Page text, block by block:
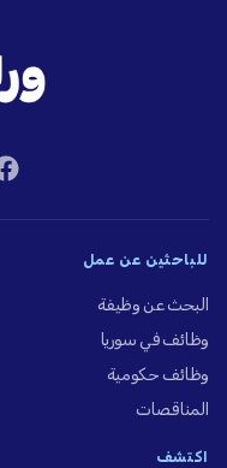
للباحثين عن عمل
البحث عن وظيفة
وظائف في سوريا
وظائف حكومية
المناقصات
اكتشف